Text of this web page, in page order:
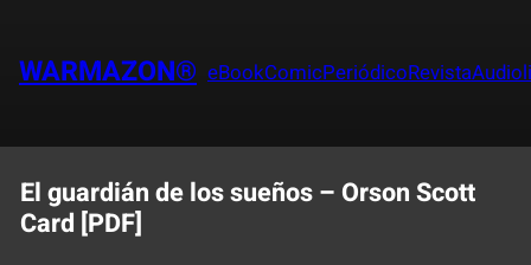
contenido
WARMAZON® eBookComicPeriódicoRevista
El guardián de los sueños – Orson Scott
Card [PDF]